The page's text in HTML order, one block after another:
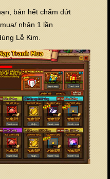
bán hết chấm dứt
nhận 1 lần
Lễ Kim.